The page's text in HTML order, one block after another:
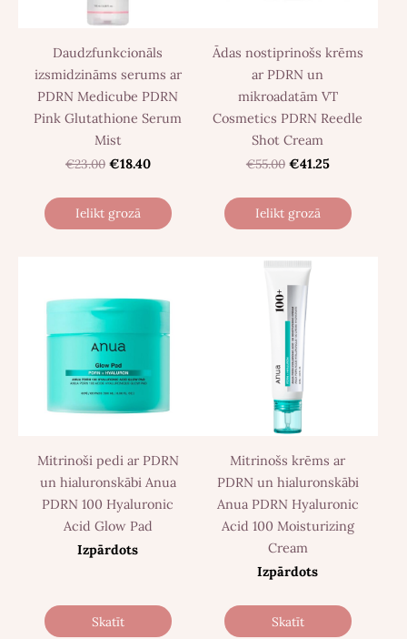
Daudzfunkcionāls
izsmidzināms serums ar
PDRN Medicube PDRN
Pink Glutathione Serum
Mist
€23.00 €18.40
Ielikt grozā
Ādas nostiprinošs krēms
ar PDRN un
mikroadatām VT
Cosmetics PDRN Reedle
Shot Cream
€55.00 €41.25
Ielikt grozā
Mitrinoši pedi ar PDRN
un hialuronskābi Anua
PDRN 100 Hyaluronic
Acid Glow Pad
Izpārdots
Skatīt
Mitrinošs krēms ar
PDRN un hialuronskābi
Anua PDRN Hyaluronic
Acid 100 Moisturizing
Cream
Izpārdots
Skatīt